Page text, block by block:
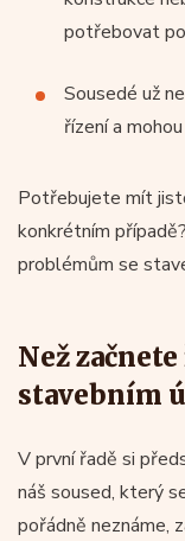
potřebovat
Sousedé už
řízení a
Potřebujete mít
konkrétním
problémům se
Než
stavebním
V první řadě si
náš soused, který
pořádně neznáme,